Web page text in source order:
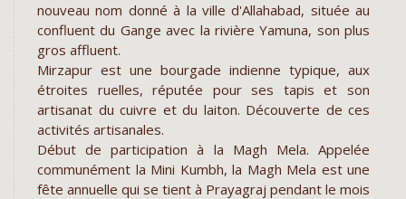
nouveau nom donné à la ville d'Allahabad, située au
confluent du Gange avec la rivière Yamuna, son plus
gros affluent.
Mirzapur est une bourgade indienne typique, aux
étroites ruelles, réputée pour ses tapis et son
artisanat du cuivre et du laiton. Découverte de ces
activités artisanales.
Début de participation à la Magh Mela. Appelée
communément la Mini Kumbh, la Magh Mela est une
fête annuelle qui se tient à Prayagraj pendant le mois